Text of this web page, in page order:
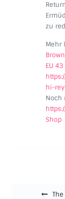
zu
Mehr
EU
hi-
Noch
Shop